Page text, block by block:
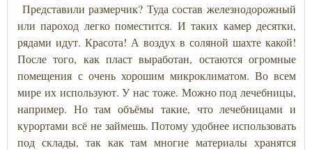
Представили размерчик? Туда состав железнодорожный
или пароход легко поместится. И таких камер десятки,
рядами идут. Красота! А воздух в соляной шахте какой!
После того, как пласт выработан, остаются огромные
помещения с очень хорошим микроклиматом. Во всем
мире их используют. У нас тоже. Можно под лечебницы,
например. Но там объёмы такие, что лечебницами и
курортами всё не займешь. Потому удобнее использовать
под склады, так как там многие материалы хранятся